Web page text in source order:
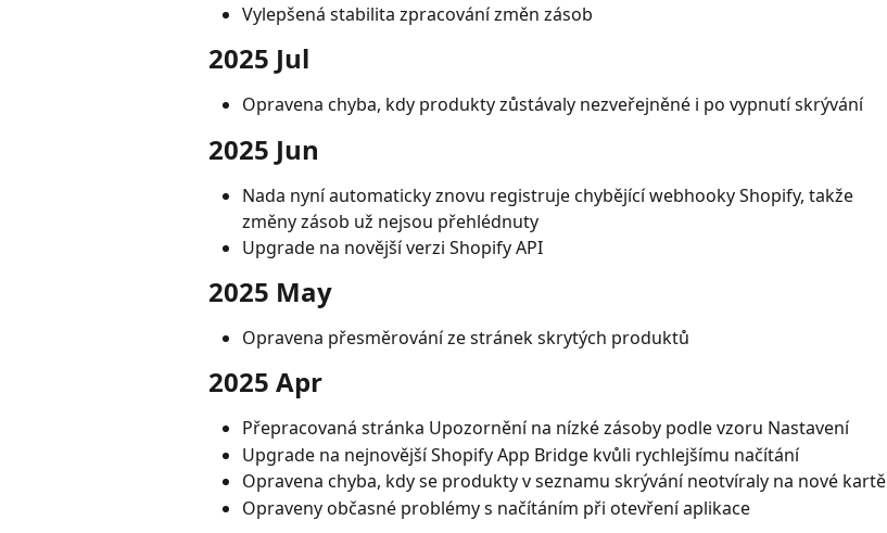
Vylepšená stabilita zpracování změn zásob
2025 Jul
Opravena chyba, kdy produkty zůstávaly nezveřejněné i po vypnutí skrývání
2025 Jun
Nada nyní automaticky znovu registruje chybějící webhooky Shopify, takže
změny zásob už nejsou přehlédnuty
Upgrade na novější verzi Shopify API
2025 May
Opravena přesměrování ze stránek skrytých produktů
2025 Apr
Přepracovaná stránka Upozornění na nízké zásoby podle vzoru Nastavení
Upgrade na nejnovější Shopify App Bridge kvůli rychlejšímu načítání
Opravena chyba, kdy se produkty v seznamu skrývání neotvíraly na nové kartě
Opraveny občasné problémy s načítáním při otevření aplikace